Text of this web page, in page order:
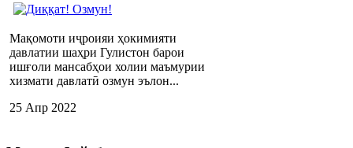
Мақомоти иҷроияи ҳокимияти
давлатии шаҳри Гулистон барои
ишғоли мансабҳои холии маъмурии
хизмати давлатӣ озмун эълон...
25 Апр 2022